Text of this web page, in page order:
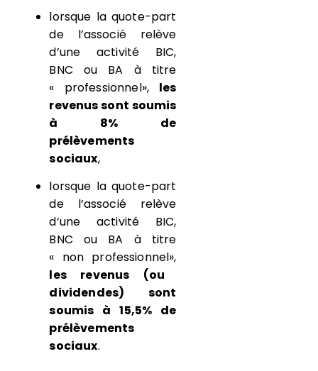
lorsque la quote-part
de l’associé relève
d’une activité BIC,
BNC ou BA à titre
« professionnel», les
revenus sont soumis
à 8% de
prélèvements
sociaux,
lorsque la quote-part
de l’associé relève
d’une activité BIC,
BNC ou BA à titre
« non professionnel»,
les revenus (ou
dividendes) sont
soumis à 15,5% de
prélèvements
sociaux.